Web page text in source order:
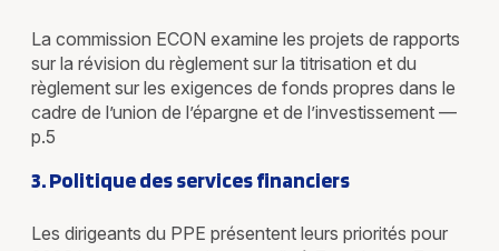
La commission ECON examine les projets de rapports
sur la révision du règlement sur la titrisation et du
règlement sur les exigences de fonds propres dans le
cadre de l’union de l’épargne et de l’investissement —
p.5
3. Politique des services financiers
Les dirigeants du PPE présentent leurs priorités pour